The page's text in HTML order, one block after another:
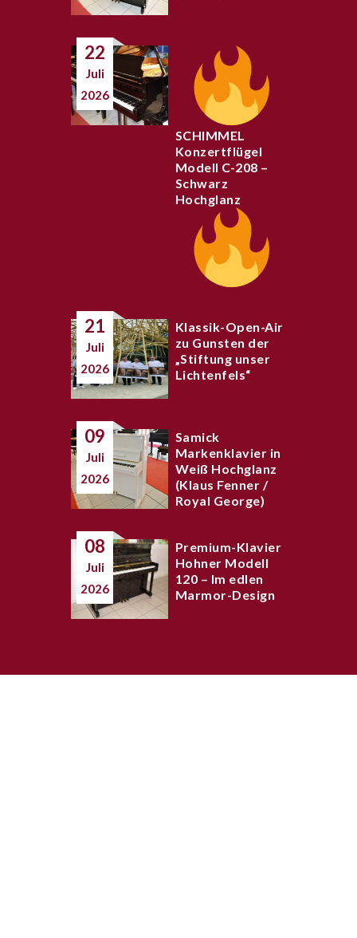
22
Juli
2026
SCHIMMEL
Konzertflügel
Modell C-208 –
Schwarz
Hochglanz
21
Juli
2026
Klassik-Open-Air
zu Gunsten der
„Stiftung unser
Lichtenfels“
09
Juli
2026
Samick
Markenklavier in
Weiß Hochglanz
(Klaus Fenner /
Royal George)
08
Juli
2026
Premium-Klavier
Hohner Modell
120 – Im edlen
Marmor-Design